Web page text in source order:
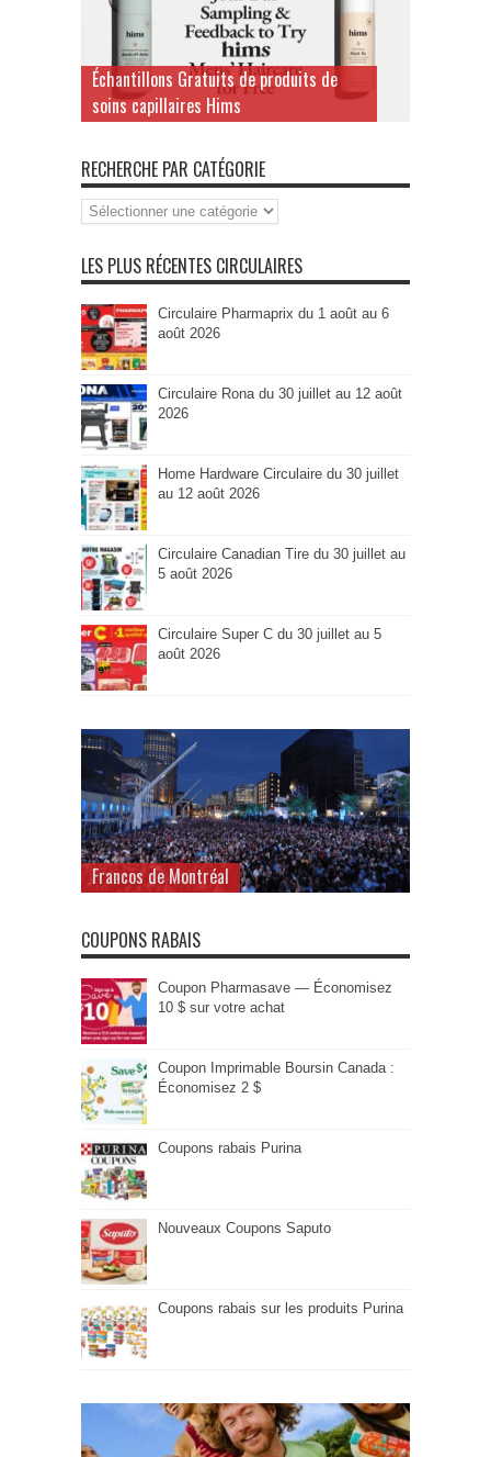
Échantillons Gratuits de produits de
soins capillaires Hims
RECHERCHE PAR CATÉGORIE
Recherche
par
LES PLUS RÉCENTES CIRCULAIRES
Circulaire Pharmaprix du 1 août au 6
août 2026
Circulaire Rona du 30 juillet au 12 août
2026
Home Hardware Circulaire du 30 juillet
au 12 août 2026
Circulaire Canadian Tire du 30 juillet au
5 août 2026
Circulaire Super C du 30 juillet au 5
août 2026
Francos de Montréal
COUPONS RABAIS
Coupon Pharmasave — Économisez
10 $ sur votre achat
Coupon Imprimable Boursin Canada :
Économisez 2 $
Coupons rabais Purina
Nouveaux Coupons Saputo
Coupons rabais sur les produits Purina